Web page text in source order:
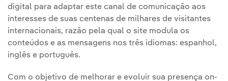
digital para adaptar este canal de comunicação aos
interesses de suas centenas de milhares de visitantes
internacionais, razão pela qual o site modula os
conteúdos e as mensagens nos três idiomas: espanhol,
inglês e português.
Com o objetivo de melhorar e evoluir sua presença on-